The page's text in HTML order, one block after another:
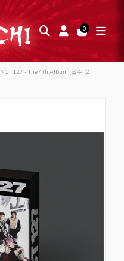
0
NCT 127 - The 4th Album [질주 (2